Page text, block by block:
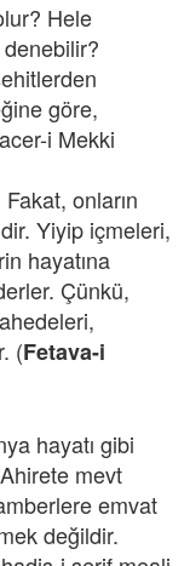
Hele
göre,
i Mekki
onların
Yiyip içmeleri,
hayatına
Çünkü,
(Fetava-i
hayatı gibi
mevt
emvat
değildir.